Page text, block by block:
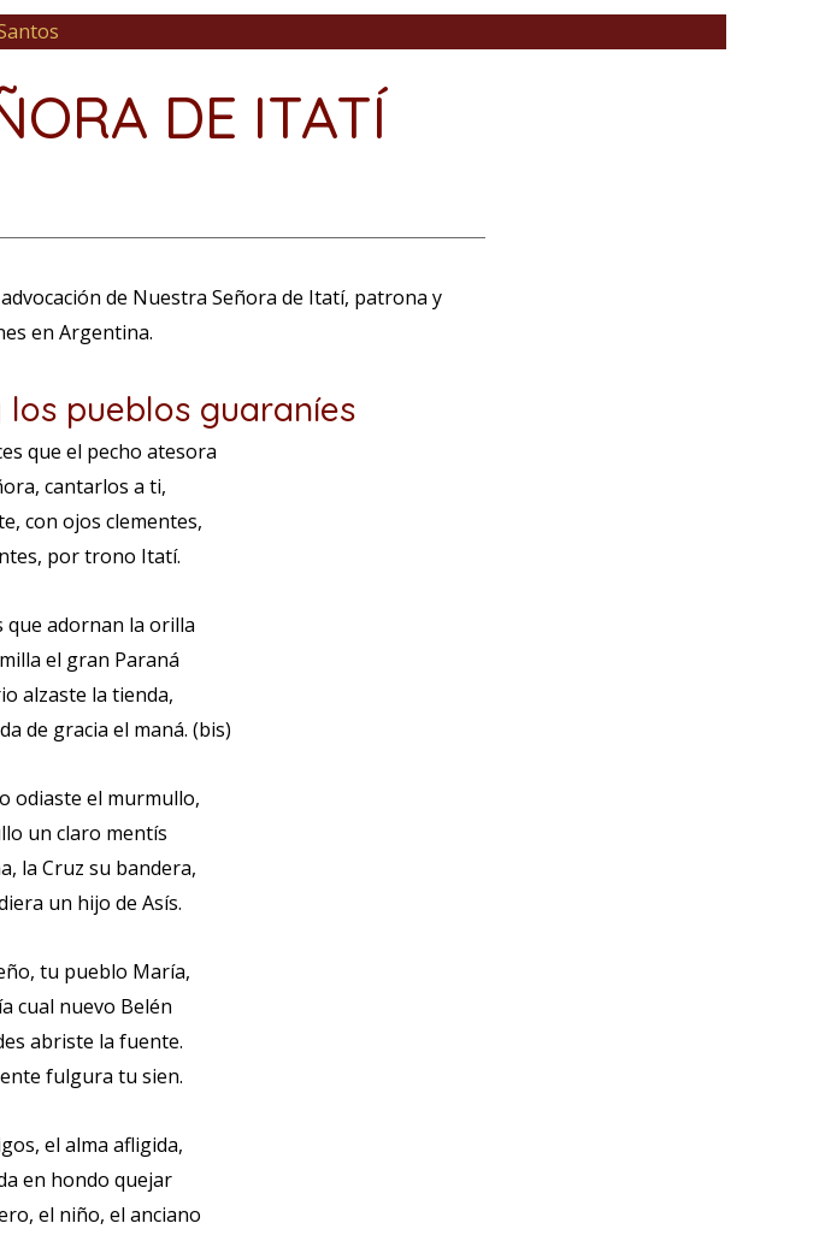
DE ITATÍ
de Nuestra Señora de Itatí, patrona y
en Argentina.
los pueblos guaraníes
que el pecho atesora
cantarlos a ti,
con ojos clementes,
por trono Itatí.
que adornan la orilla
el gran Paraná
alzaste la tienda,
de gracia el maná. (bis)
odiaste el murmullo,
un claro mentís
la Cruz su bandera,
un hijo de Asís.
tu pueblo María,
cual nuevo Belén
abriste la fuente.
fulgura tu sien.
el alma afligida,
en hondo quejar
el niño, el anciano